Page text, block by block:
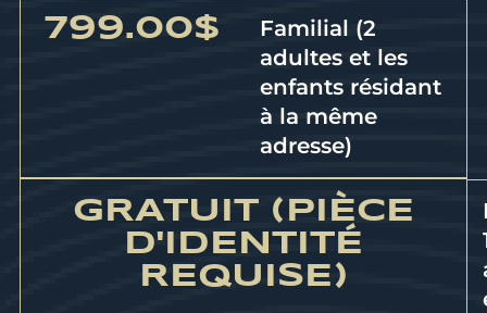
799.00$
Familial (2
adultes et les
enfants résidant
à la même
adresse)
GRATUIT (PIÈCE
D'IDENTITÉ
REQUISE)